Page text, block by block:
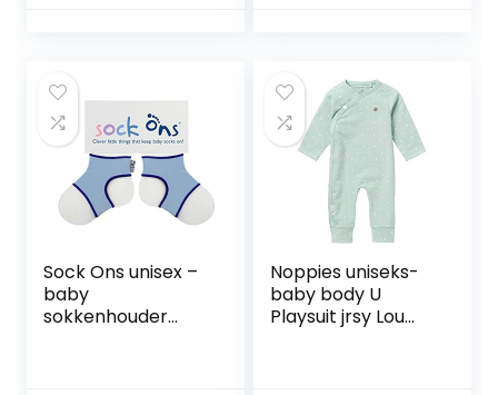
Sock Ons unisex –
baby
sokkenhouder
Noppies uniseks-
baby body U
Playsuit jrsy Lou